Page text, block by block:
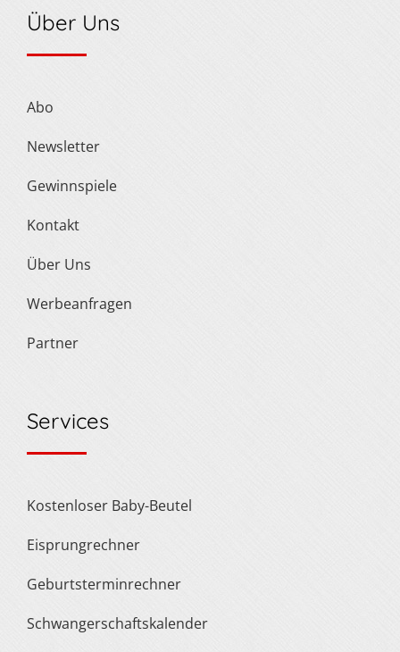
Über Uns
Abo
Newsletter
Gewinnspiele
Kontakt
Über Uns
Werbeanfragen
Partner
Services
Kostenloser Baby-Beutel
Eisprungrechner
Geburtsterminrechner
Schwangerschaftskalender